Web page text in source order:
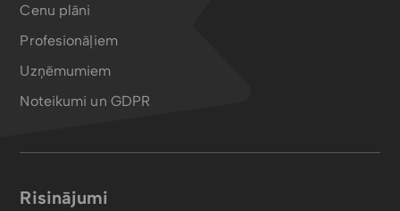
Cenu plāni
Profesionāļiem
Uzņēmumiem
Noteikumi un GDPR
Risinājumi